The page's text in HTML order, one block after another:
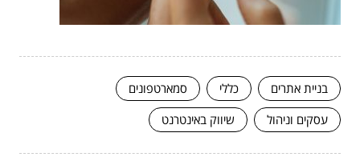
בניית אתרים כללי
סמארטפונים
עסקים וניהול
שיווק באינטרנט